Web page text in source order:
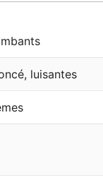
luisantes